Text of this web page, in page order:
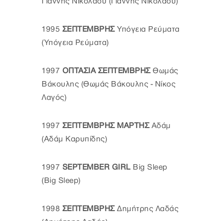
1995 ΣΕΠΤΕΜΒΡΗΣ Υπόγεια Ρεύματα
(Υπόγεια Ρεύματα)
1997 ΟΠΤΑΣΙΑ ΣΕΠΤΕΜΒΡΗΣΘωμάς
Βάκουλης (Θωμάς Βάκουλης - Νίκος
Λαγός)
1997 ΣΕΠΤΕΜΒΡΗΣ ΜΑΡΤΗΣΑδάμ
(Αδάμ Καρυπίδης)
1997 SEPTEMBER GIRL Big Sleep
(Big Sleep)
1998 ΣΕΠΤΕΜΒΡΗΣΔημήτρης Λαδάς